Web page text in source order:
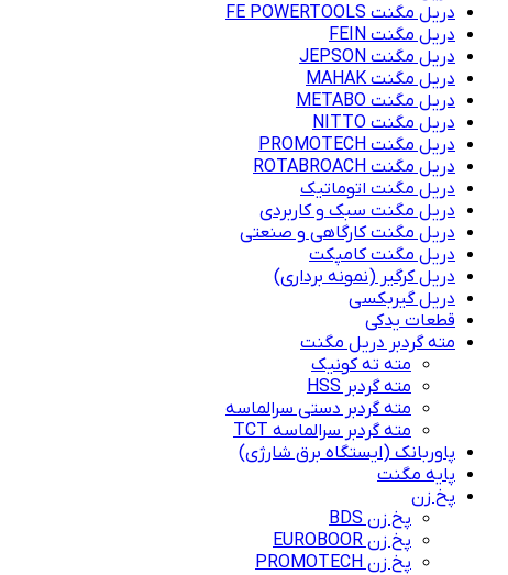
دریل مگنت FE POWERTOOLS
دریل مگنت FEIN
دریل مگنت JEPSON
دریل مگنت MAHAK
دریل مگنت METABO
دریل مگنت NITTO
دریل مگنت PROMOTECH
دریل مگنت ROTABROACH
دریل مگنت اتوماتیک
دریل مگنت سبک و کاربردی
دریل مگنت کارگاهی و صنعتی
دریل مگنت کامپکت
دریل کرگیر (نمونه برداری)
دریل گیربکسی
قطعات یدکی
مته گردبر دریل مگنت
مته ته کونیک
مته گردبر HSS
مته گردبر دستی سرالماسه
مته گردبر سرالماسه TCT
پاوربانک (ایستگاه برق شارژی)
پایه مگنت
پخ زن
پخ زن BDS
پخ زن EUROBOOR
پخ زن PROMOTECH